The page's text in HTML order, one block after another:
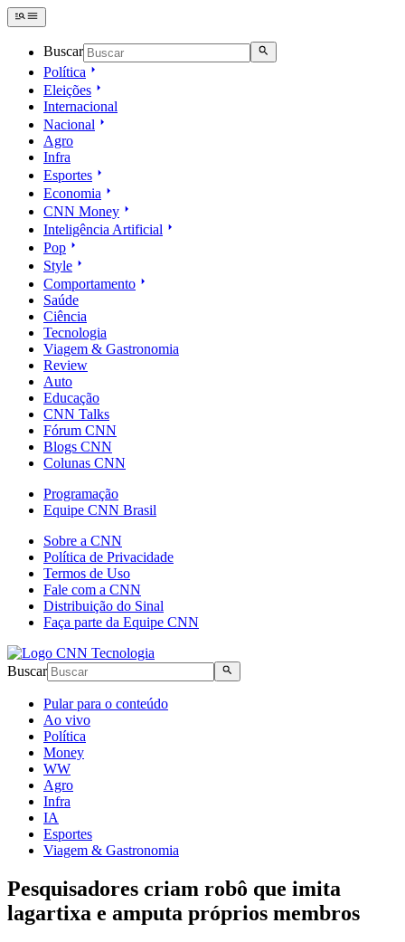
Buscar
Política
Eleições
Internacional
Nacional
Agro
Infra
Esportes
Economia
CNN Money
Inteligência Artificial
Pop
Style
Comportamento
Saúde
Ciência
Tecnologia
Viagem & Gastronomia
Review
Auto
Educação
CNN Talks
Fórum CNN
Blogs CNN
Colunas CNN
Programação
Equipe CNN Brasil
Sobre a CNN
Política de Privacidade
Termos de Uso
Fale com a CNN
Distribuição do Sinal
Faça parte da Equipe CNN
Buscar
Pular para o conteúdo
Ao vivo
Política
Money
WW
Agro
Infra
IA
Esportes
Viagem & Gastronomia
Pesquisadores criam robô que imita
lagartixa e amputa próprios membros